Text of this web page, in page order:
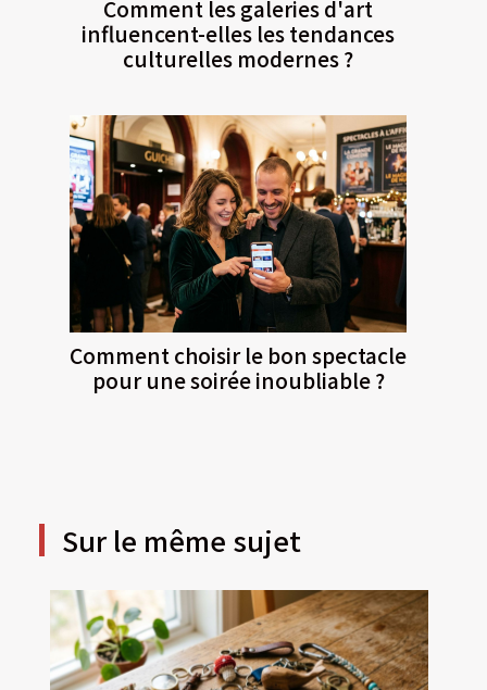
Comment les galeries d'art
influencent-elles les tendances
culturelles modernes ?
Comment choisir le bon spectacle
pour une soirée inoubliable ?
Sur le même sujet